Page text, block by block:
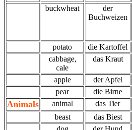
buckwheat
der
Buchweizen
potato
die Kartoffel
cabbage,
cale
das Kraut
apple der Apfel
pear
die Birne
Animals animal das Tier
beast
das Biest